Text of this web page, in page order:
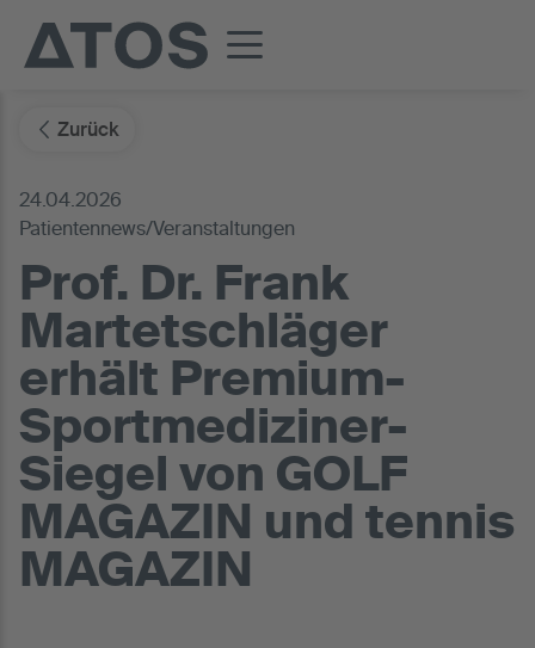
Zurück
24.04.2026
Patientennews/Veranstaltungen
Prof. Dr. Frank
Martetschläger
erhält Premium-
Sportmediziner-
Siegel von GOLF
MAGAZIN und tennis
MAGAZIN